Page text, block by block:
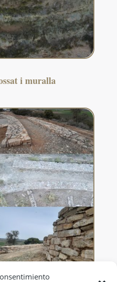
i muralla